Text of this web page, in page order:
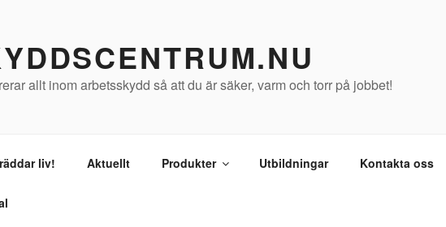
allt inom arbetsskydd så att du är säker, varm och torr på jobbet!
liv! Aktuellt Produkter Utbildningar Kontakta oss